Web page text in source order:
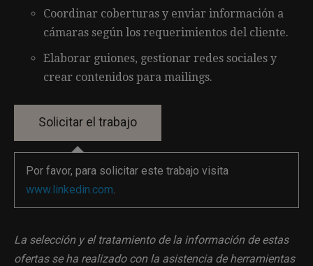
Coordinar coberturas y enviar información a
cámaras según los requerimientos del cliente.
Elaborar guiones, gestionar redes sociales y
crear contenidos para mailings.
Por favor, para solicitar este trabajo visita
www.linkedin.com.
La selección y el tratamiento de la información de estas
ofertas se ha realizado con la asistencia de herramientas